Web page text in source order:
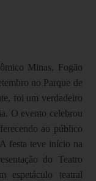
Minas, Fogão
no Parque de
foi um verdadeiro
O evento celebrou
ao público
festa teve início na
do Teatro
espetáculo teatral